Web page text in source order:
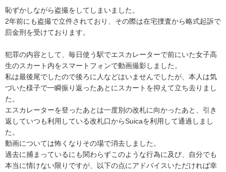
恥ずかしながら盗撮をしてしまいました。
2年前にも盗撮で立件されており、その際は在宅捜査から略式起訴で
罰金刑を受けております。
犯罪の内容として、毎日使う駅でエスカレーターで前にいた女子高
生のスカート内をスマートフォンで動画撮影しました。
私は最後尾でしたので後ろに人などはいませんでしたが、本人は気
づいた様子で一瞬振り返ったあとにスカートを抑えて立ち去りまし
た。
エスカレーターを登ったあとは一度別の改札に向かったあと、引き
返していつも利用している改札口からSuicaを利用して通過しまし
た。
動画については怖くなりその場で消去しました。
過去に捕まっているにも関わらずこのような行為に及び、自分でも
本当に情けない限りですが、以下の点にアドバイスいただければ幸